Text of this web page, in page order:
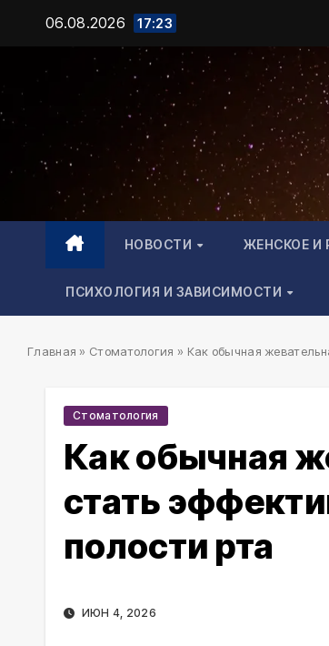
Промотать
содержимому
06.08.2026 17:23
НОВОСТИ ЖЕНСКОЕ И
ПСИХОЛОГИЯ И ЗАВИСИМОСТИ
Главная » Стоматология » Как обычная
Стоматология
Как обычная
стать
полости рта
ИЮН 4, 2026